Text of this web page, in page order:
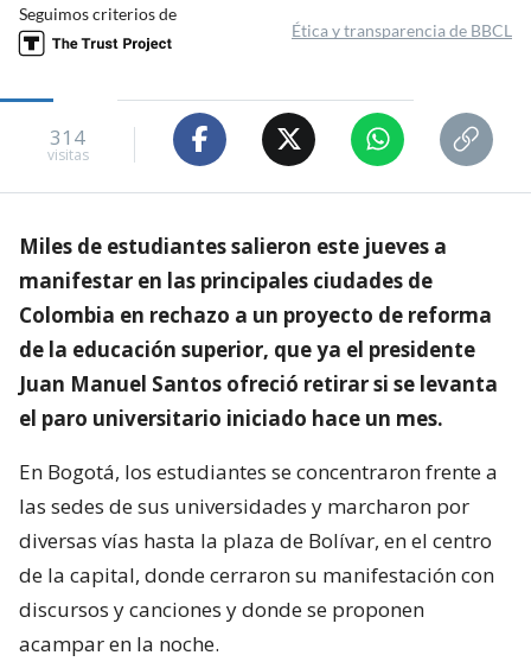
Seguimos criterios de
Ética y transparencia de BBCL
314
visitas
Miles de estudiantes salieron este jueves a
manifestar en las principales ciudades de
Colombia en rechazo a un proyecto de reforma
de la educación superior, que ya el presidente
Juan Manuel Santos ofreció retirar si se levanta
el paro universitario iniciado hace un mes.
En Bogotá, los estudiantes se concentraron frente a
las sedes de sus universidades y marcharon por
diversas vías hasta la plaza de Bolívar, en el centro
de la capital, donde cerraron su manifestación con
discursos y canciones y donde se proponen
acampar en la noche.